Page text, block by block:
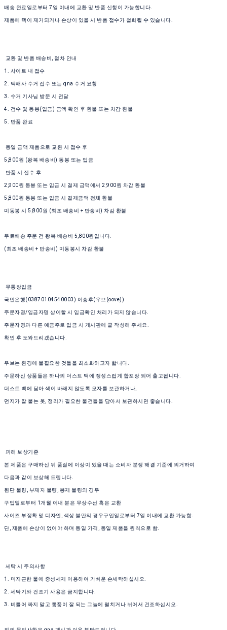
배송 완료일로부터 7일 이내에 교환 및 반품 신청이 가능합니다.
제품에 택이 제거되거나 손상이 있을 시 반품 접수가 철회될 수 있습니다.
교환 및 반품 배송비, 절차 안내
1. 사이트 내 접수
2. 택배사 수거 접수 또는 qna 수거 요청
3. 수거 기사님 방문 시 전달
4. 검수 및 동봉(입금) 금액 확인 후 환불 또는 차감 환불
5. 반품 완료
동일 금액 제품으로 교환 시 접수 후
5,800원 (왕복 배송비) 동봉 또는 입금
반품 시 접수 후
2,900원 동봉 또는 입금 시 결제 금액에서 2,900원 차감 환불
5,800원 동봉 또는 입금 시 결제금액 전체 환불
미동봉 시 5,800원 (최초 배송비 + 반송비) 차감 환불
무료배송 주문 건 왕복 배송비 5,800원입니다.
(최초 배송비 + 반송비) 미동봉시 차감 환불
무통장입금
국민은행(03870104540003) 이승후(우브(oove))
주문자명/입금자명 상이할 시 입금확인 처리가 되지 않습니다.
주문자명과 다른 예금주로 입금 시 게시판에 글 작성해 주세요.
확인 후 도와드리겠습니다.
우브는 환경에 불필요한 것들을 최소화하고자 합니다.
주문하신 상품들은 하나의 더스트 백에 정성스럽게 합포장 되어 출고됩니다.
더스트 백에 담아 색이 바래지 않도록 모자를 보관하거나,
먼지가 잘 붙는 옷, 정리가 필요한 물건들을 담아서 보관하시면 좋습니다.
피해 보상기준
본 제품은 구매하신 뒤 품질에 이상이 있을 때는 소비자 분쟁 해결 기준에 의거하여
다음과 같이 보상해 드립니다.
원단 불량, 부재자 불량, 봉제 불량의 경우
구입일로부터 1개월 이내 분은 무상수선 혹은 교환
사이즈 부정확 및 디자인, 색상 불만의 경우구입일로부터 7일 이내에 교환 가능함.
단, 제품에 손상이 없어야 하며 동일 가격, 동일 제품을 원칙으로 함.
세탁 시 주의사항
1. 미지근한 물에 중성세제 이용하여 가벼운 손세탁하십시오.
2. 세탁기와 건조기 사용은 금지합니다.
3. 비틀어 짜지 말고 통풍이 잘 되는 그늘에 펼치거나 뉘어서 건조하십시오.